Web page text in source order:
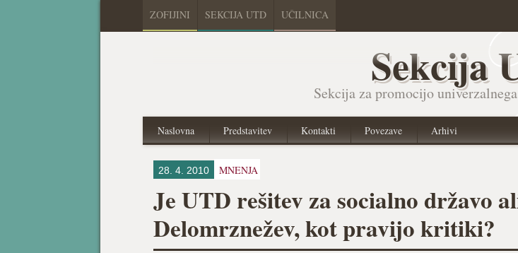
ZOFIJINI SEKCIJA UTD UČILNICA
Sekcija
Sekcija za promocijo
Naslovna Predstavitev Kontakti Povezave Arhivi
28. 4. 2010 MNENJA
Je UTD rešitev za socialno državo
Delomrznežev, kot pravijo kritiki?